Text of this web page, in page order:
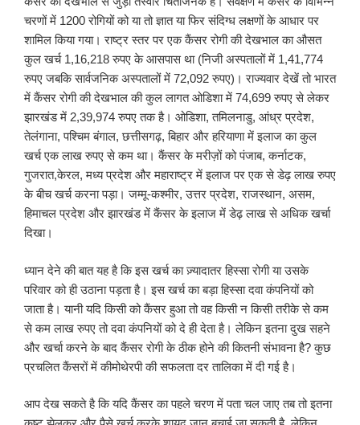
चरणों में 1200 रोगियों को या तो ज्ञात या फिर संदिग्ध लक्षणों के आधार पर
शामिल किया गया। राष्ट्र स्तर पर एक कैंसर रोगी की देखभाल का औसत
कुल खर्च 1,16,218 रुपए के आसपास था (निजी अस्पतालों में 1,41,774
रुपए जबकि सार्वजनिक अस्पतालों में 72,092 रुपए)। राज्यवार देखें तो भारत
में कैंसर रोगी की देखभाल की कुल लागत ओडिशा में 74,699 रुपए से लेकर
झारखंड में 2,39,974 रुपए तक है। ओडिशा, तमिलनाडु, आंध्र प्रदेश,
तेलंगाना, पश्चिम बंगाल, छत्तीसगढ़, बिहार और हरियाणा में इलाज का कुल
खर्च एक लाख रुपए से कम था। कैंसर के मरीज़ों को पंजाब, कर्नाटक,
गुजरात,केरल, मध्य प्रदेश और महाराष्ट्र में इलाज पर एक से डेढ़ लाख रुपए
के बीच खर्च करना पड़ा। जम्मू-कश्मीर, उत्तर प्रदेश, राजस्थान, असम,
हिमाचल प्रदेश और झारखंड में कैंसर के इलाज में डेढ़ लाख से अधिक खर्चा
दिखा।
ध्यान देने की बात यह है कि इस खर्च का ज़्यादातर हिस्सा रोगी या उसके
परिवार को ही उठाना पड़ता है। इस खर्च का बड़ा हिस्सा दवा कंपनियों को
जाता है। यानी यदि किसी को कैंसर हुआ तो वह किसी न किसी तरीके से कम
से कम लाख रुपए तो दवा कंपनियों को दे ही देता है। लेकिन इतना दुख सहने
और खर्चा करने के बाद कैंसर रोगी के ठीक होने की कितनी संभावना है? कुछ
प्रचलित कैंसरों में कीमोथेरपी की सफलता दर तालिका में दी गई है।
आप देख सकते है कि यदि कैंसर का पहले चरण में पता चल जाए तब तो इतना